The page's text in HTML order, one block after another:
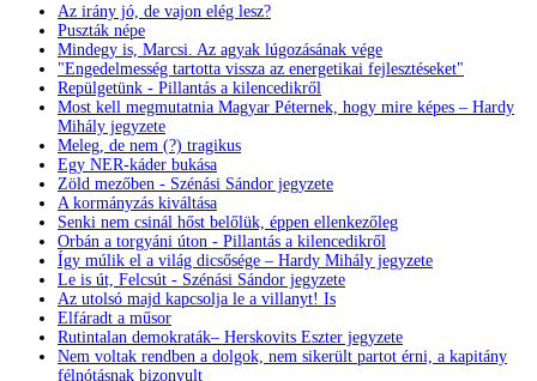
Az irány jó, de vajon elég lesz?
Puszták népe
Mindegy is, Marcsi. Az agyak lúgozásának vége
"Engedelmesség tartotta vissza az energetikai fejlesztéseket"
Repülgetünk - Pillantás a kilencedikről
Most kell megmutatnia Magyar Péternek, hogy mire képes – Hardy
Mihály jegyzete
Meleg, de nem (?) tragikus
Egy NER-káder bukása
Zöld mezőben - Szénási Sándor jegyzete
A kormányzás kiváltása
Senki nem csinál hőst belőlük, éppen ellenkezőleg
Orbán a torgyáni úton - Pillantás a kilencedikről
Így múlik el a világ dicsősége – Hardy Mihály jegyzete
Le is út, Felcsút - Szénási Sándor jegyzete
Az utolsó majd kapcsolja le a villanyt! Is
Elfáradt a műsor
Rutintalan demokraták– Herskovits Eszter jegyzete
Nem voltak rendben a dolgok, nem sikerült partot érni, a kapitány
félnótásnak bizonyult